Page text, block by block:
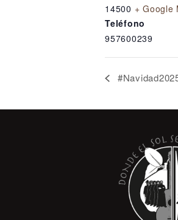
14500 + Google
Teléfono
957600239